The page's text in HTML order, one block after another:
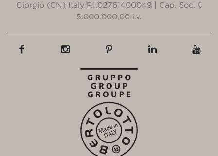
Giorgio (CN) Italy P.I.02761400049 | Cap. Soc. €
5.000.000,00 i.v.